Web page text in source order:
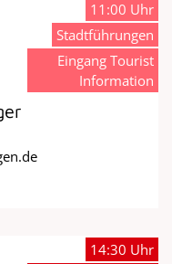
11:00 Uhr
Stadtführungen
Eingang Tourist
Information
14:30 Uhr